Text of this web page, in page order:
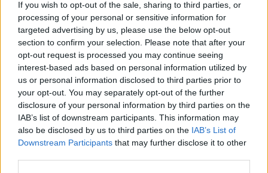
If you wish to opt-out of the sale, sharing to third parties, or
processing of your personal or sensitive information for
targeted advertising by us, please use the below opt-out
section to confirm your selection. Please note that after your
opt-out request is processed you may continue seeing
interest-based ads based on personal information utilized by
us or personal information disclosed to third parties prior to
your opt-out. You may separately opt-out of the further
disclosure of your personal information by third parties on the
IAB’s list of downstream participants. This information may
also be disclosed by us to third parties on the IAB’s List of
Downstream Participants that may further disclose it to other
Οι οικονομικές ειδήσεις
της εβδομάδος
26/10/2025 - 19:00
Χρηματιστήριο: Στις
2.036,67 μονάδες ο
Γενικός Δείκτης Τιμών, με
οριακή πτώση 0,08%
24/10/2025 - 11:06